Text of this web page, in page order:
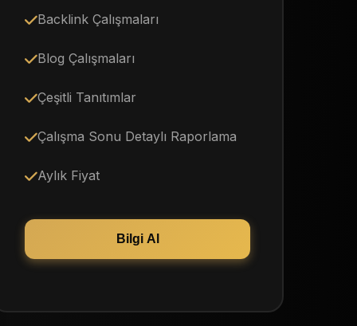
Backlink Çalışmaları
Blog Çalışmaları
Çeşitli Tanıtımlar
Çalışma Sonu Detaylı Raporlama
Aylık Fiyat
Bilgi Al